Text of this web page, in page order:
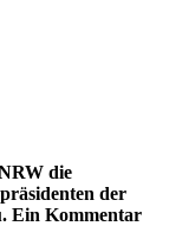
die
der
Ein Kommentar